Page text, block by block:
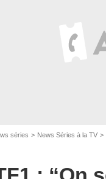
séries News Séries à la TV